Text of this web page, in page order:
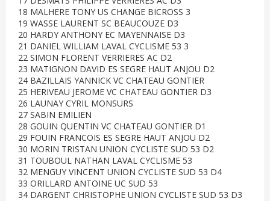
18 MALHERE TONY US CHANGE BICROSS 3
19 WASSE LAURENT SC BEAUCOUZE D3
20 HARDY ANTHONY EC MAYENNAISE D3
21 DANIEL WILLIAM LAVAL CYCLISME 53 3
22 SIMON FLORENT VERRIERES AC D2
23 MATIGNON DAVID ES SEGRE HAUT ANJOU D2
24 BAZILLAIS YANNICK VC CHATEAU GONTIER
25 HERIVEAU JEROME VC CHATEAU GONTIER D3
26 LAUNAY CYRIL MONSURS
27 SABIN EMILIEN
28 GOUIN QUENTIN VC CHATEAU GONTIER D1
29 FOUIN FRANCOIS ES SEGRE HAUT ANJOU D2
30 MORIN TRISTAN UNION CYCLISTE SUD 53 D2
31 TOUBOUL NATHAN LAVAL CYCLISME 53
32 MENGUY VINCENT UNION CYCLISTE SUD 53 D4
33 ORILLARD ANTOINE UC SUD 53
34 DARGENT CHRISTOPHE UNION CYCLISTE SUD 53 D3